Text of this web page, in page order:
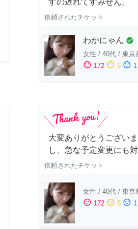
依頼されたチケット
わかにゃん check_circle
女性 / 40代 / 東京
sentiment_satisfied 172 sentiment_neutral 5 sentiment_dissatisfied 1
大変ありがとうござい
し、急な予定変更にも
依頼されたチケット
女性 / 40代 / 東京
sentiment_satisfied 172 sentiment_neutral 5 sentiment_dissatisfied 1